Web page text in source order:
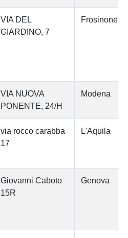
VIA DEL
GIARDINO, 7
Frosinone
VIA NUOVA
PONENTE, 24/H
Modena
via rocco carabba
17
L'Aquila
Giovanni Caboto
15R
Genova